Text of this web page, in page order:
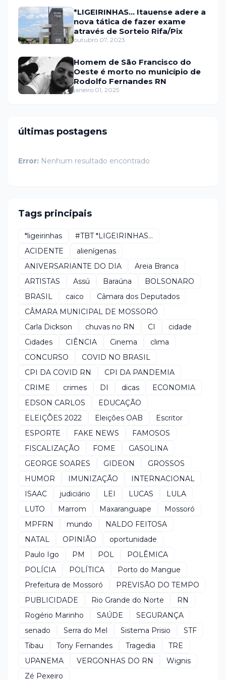
*LIGEIRINHAS... Itauense adere a
nova tática de fazer exame
através de Sorteio Rifa/Pix
outubro 07, 2023
Homem de São Francisco do
Oeste é morto no município de
Rodolfo Fernandes RN
janeiro 01, 2025
últimas postagens
Error: Nenhum resultado encontrado
Tags principais
*ligeirinhas
#TBT *LIGEIRINHAS...
ACIDENTE
alienígenas
ANIVERSARIANTE DO DIA
Areia Branca
ARTISTAS
Assú Baraúna
BOLSONARO
BRASIL
caico
Câmara dos Deputados
CÂMARA MUNICIPAL DE MOSSORÓ
Carla Dickson
chuvas no RN CI
cidade
Cidades
CIÊNCIA Cinema
clima
CONCURSO
COVID NO BRASIL
CPI DA COVID RN
CPI DA PANDEMIA
CRIME
crimes DI dicas
ECONOMIA
EDSON CARLOS
EDUCAÇÃO
ELEIÇÕES 2022
Eleições OAB
Escritor
ESPORTE
FAKE NEWS
FAMOSOS
FISCALIZAÇÃO
FOME
GASOLINA
GEORGE SOARES
GIDEON
GROSSOS
HUMOR
IMUNIZAÇÃO
INTERNACIONAL
ISAAC
judiciário LEI LUCAS
LULA
LUTO
Marrom Maxaranguape
Mossoró
MPFRN
mundo
NALDO FEITOSA
NATAL
OPINIÃO
oportunidade
Paulo Igo
PM POL
POLÊMICA
POLÍCIA
POLÍTICA
Porto do Mangue
Prefeitura de Mossoró
PREVISÃO DO TEMPO
PUBLICIDADE
Rio Grande do Norte
RN
Rogério Marinho
SAÚDE
SEGURANÇA
senado
Serra do Mel Sistema Prisio
STF
Tibau
Tony Fernandes Tragedia
TRE
UPANEMA
VERGONHAS DO RN
Wignis
Zé Pexeiro